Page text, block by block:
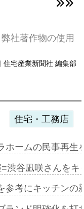
弊社著作物の使用
住宅産業新聞社 編集部
住宅・工務店
ホームの民事再
渋谷凪咲さんを
参考にキッチン